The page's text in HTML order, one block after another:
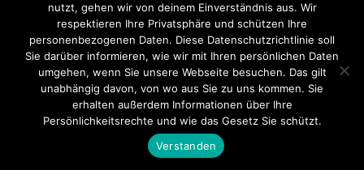
W-2 ÖL AUF GEWÄSSER B-2 NEBENGEBÄUDEBRAND
Startseite Einsätze Mitglied werden Über uns
Bilder
Kontakt
Theme byThink Up Themes Ltd. Powered byWordPress.
nutzt, gehen wir von deinem Einverständnis aus. Wir
respektieren Ihre Privatsphäre und schützen Ihre
personenbezogenen Daten. Diese Datenschutzrichtlinie soll
Sie darüber informieren, wie wir mit Ihren persönlichen Daten
umgehen, wenn Sie unsere Webseite besuchen. Das gilt
unabhängig davon, von wo aus Sie zu uns kommen. Sie
erhalten außerdem Informationen über Ihre
Persönlichkeitsrechte und wie das Gesetz Sie schützt.
Verstanden